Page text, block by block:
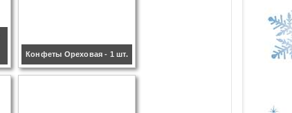
Конфеты Ореховая - 1 шт.